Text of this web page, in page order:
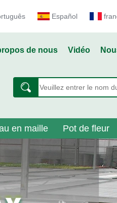
Español
de nous Vidéo
en maille Pot de fleur